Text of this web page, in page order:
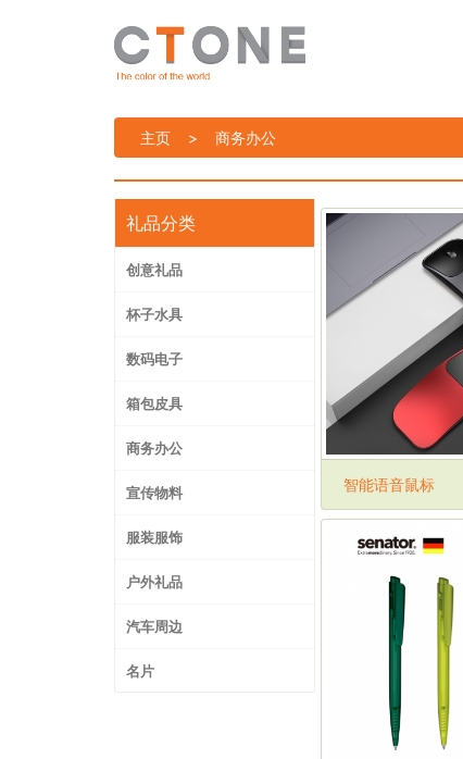
主页 > 商务办公
礼品分类
创意礼品
杯子水具
数码电子
箱包皮具
商务办公
宣传物料
服装服饰
户外礼品
汽车周边
名片
智能语音鼠标